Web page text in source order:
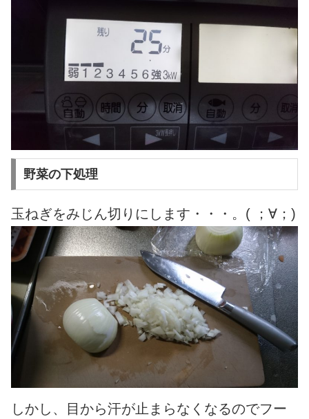
野菜の下処理
玉ねぎをみじん切りにします・・・。( ；∀；)
しかし、目から汗が止まらなくなるのでフー